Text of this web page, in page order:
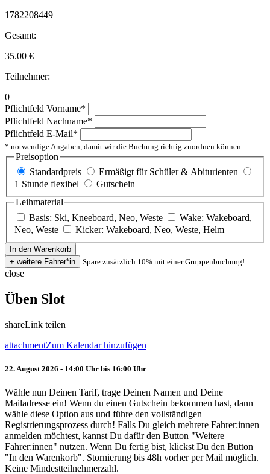
1782208449
Gesamt:
35.00 €
Teilnehmer:
0
Pflichtfeld Vorname*
Pflichtfeld Nachname*
Pflichtfeld E-Mail*
* notwendige Angaben, damit wir die Buchung richtig zuordnen können
Preisoption
Standardpreis
Ermäßigt für Schüler & Abiturienten
1 Stunde flexibel
Gutschein
Leihmaterial
Basis: Ski, Kneeboard, Neo, Weste
Wake: Wakeboard,
Neo, Weste
Kicker: Wakeboard, Neo, Weste, Helm
Spare zusätzlich 10% mit einer Gruppenbuchung!
close
Üben Slot
shareLink teilen
attachmentZum Kalendar hinzufügen
22. August 2026 - 14:00 Uhr bis 16:00 Uhr
Wähle nun Deinen Tarif, trage Deinen Namen und Deine
Mailadresse ein! Wenn du einen Gutschein bekommen hast, dann
wähle diese Option aus und führe den vollständigen
Registrierungsprozess durch! Falls Du gleich mehrere Fahrer:innen
anmelden möchtest, kannst Du dafür den Button "Weitere
Fahrer:innen" nutzen. Wenn Du fertig bist, klickst Du den Button
"In den Warenkorb". Stornierung bis 48h vorher per Mail möglich.
Keine Mindestteilnehmerzahl.